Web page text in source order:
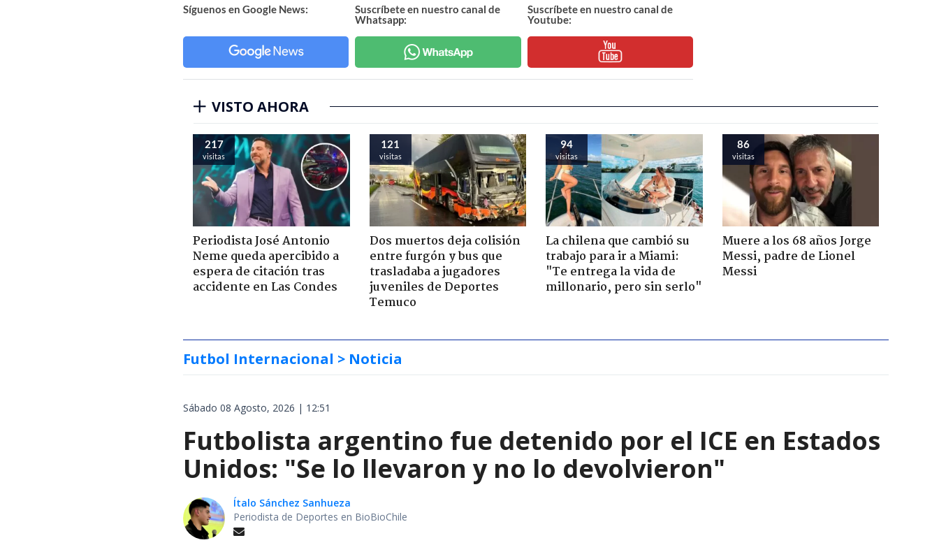
Síguenos en Google News:
Suscríbete en nuestro canal de
Whatsapp:
Suscríbete en nuestro canal de
Youtube:
VISTO AHORA
217
visitas
Periodista José Antonio
Neme queda apercibido a
espera de citación tras
accidente en Las Condes
121
visitas
Dos muertos deja colisión
entre furgón y bus que
trasladaba a jugadores
juveniles de Deportes
Temuco
94
visitas
La chilena que cambió su
trabajo para ir a Miami:
"Te entrega la vida de
millonario, pero sin serlo"
86
visitas
Muere a los 68 años Jorge
Messi, padre de Lionel
Messi
Futbol Internacional > Noticia
Sábado 08 Agosto, 2026 | 12:51
Futbolista argentino fue detenido por el ICE en Estados
Unidos: "Se lo llevaron y no lo devolvieron"
Ítalo Sánchez Sanhueza
Periodista de Deportes en BioBioChile